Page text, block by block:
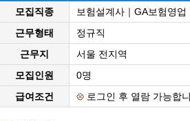
모집직종
보험설계사｜GA보험영업
근무형태
정규직
근무지
서울 전지역
모집인원
0명
급여조건
로그인 후 열람 가능합